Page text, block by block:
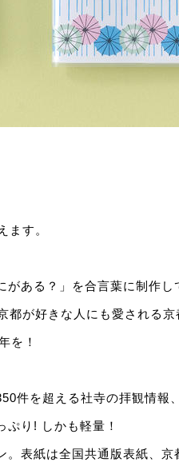
ます。
ある？」を合言葉に制作
都が好きな人にも愛される
を！
件を超える社寺の拝観情報
ぷり! しかも軽量！
。表紙は全国共通版表紙、